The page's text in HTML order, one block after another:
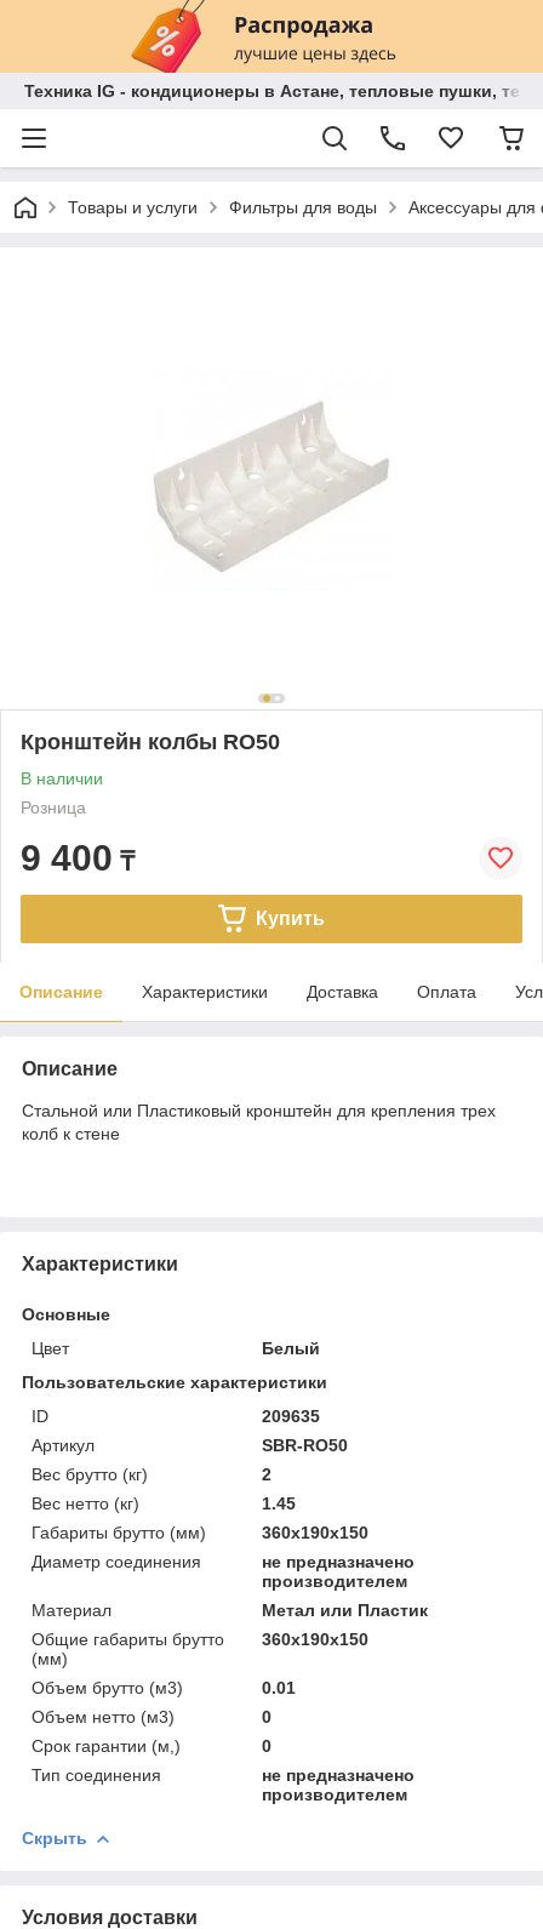
Техника IG - кондиционеры в Астане, тепловые пушки,
Товары и услуги Фильтры для воды Аксессуары для
Кронштейн колбы RO50
В наличии
Розница
9 400 ₸
Купить
Описание Характеристики Доставка Оплата
Описание
Стальной или Пластиковый кронштейн для крепления трех
колб к стене
Характеристики
Основные
Цвет
Белый
Пользовательские характеристики
ID
209635
Артикул
SBR-RO50
Вес брутто (кг)
2
Вес нетто (кг)
1.45
Габариты брутто (мм)
360x190x150
Диаметр соединения
не предназначено
производителем
Материал
Метал или Пластик
Общие габариты брутто
(мм)
360x190x150
Объем брутто (м3)
0.01
Объем нетто (м3)
0
Срок гарантии (м,)
0
Тип соединения
не предназначено
производителем
Скрыть
Условия доставки